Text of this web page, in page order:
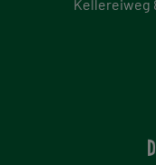
Kellereiweg